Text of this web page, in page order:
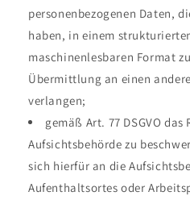
personenbezogenen Daten,
haben, in einem
maschinenlesbaren Format
Übermittlung an einen
verlangen;
gemäß Art. 77 DSGVO
Aufsichtsbehörde zu
sich hierfür an die
Aufenthaltsortes oder